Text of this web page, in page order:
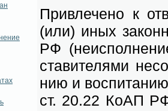
При­вле­че­но к
(или) иных
РФ
ста­ви­те­ля­ми
нию и
ст. 20.22 КоАП